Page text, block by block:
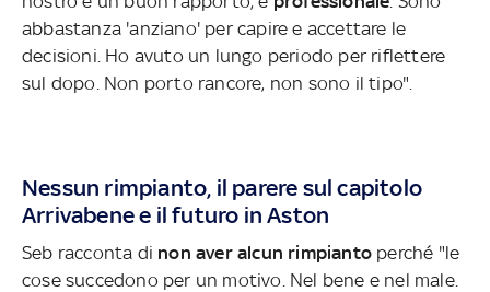
abbastanza 'anziano' per capire e accettare le
decisioni. Ho avuto un lungo periodo per riflettere
sul dopo. Non porto rancore, non sono il tipo".
Nessun rimpianto, il parere sul capitolo
Arrivabene e il futuro in Aston
Seb racconta di non aver alcun rimpianto perché "le
cose succedono per un motivo. Nel bene e nel male.